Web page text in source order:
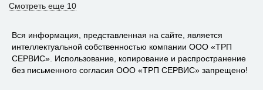
Смотреть еще 10
Вся информация, представленная на сайте, является
интеллектуальной собственностью компании ООО «ТРП
СЕРВИС». Использование, копирование и распространение
без письменного согласия ООО «ТРП СЕРВИС» запрещено!